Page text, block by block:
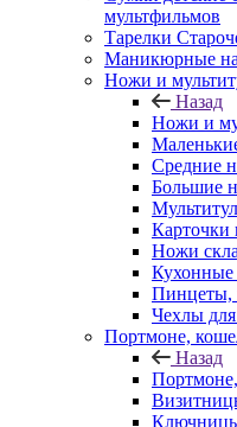
мультфильмов
Тарелки
Маникюрные
Ножи и
Назад
Ножи и
Средние
Большие
Карточки
Ножи
Кухонные
Пинцеты,
Чехлы
Портмоне,
Назад